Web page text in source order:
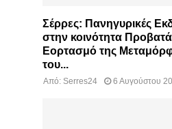
Σέρρες: Πανηγυρικές
στην κοινότητα Προβατά
Εορτασμό της
του...
Από: Serres24 6 Αυγούστου